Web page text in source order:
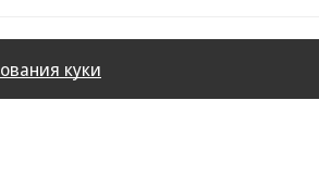
куки